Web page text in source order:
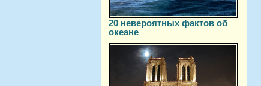
20 невероятных фактов об
океане